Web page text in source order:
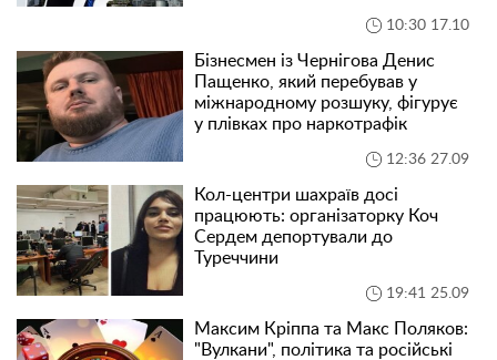
10:30 17.10
Бізнесмен із Чернігова Денис
Пащенко, який перебував у
міжнародному розшуку, фігурує
у плівках про наркотрафік
12:36 27.09
Кол-центри шахраїв досі
працюють: організаторку Коч
Сердем депортували до
Туреччини
19:41 25.09
Максим Кріппа та Макс Поляков:
"Вулкани", політика та російські